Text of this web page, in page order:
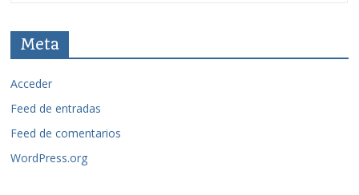
Meta
Acceder
Feed de entradas
Feed de comentarios
WordPress.org